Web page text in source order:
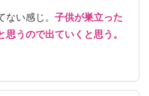
い感じ。 子供が巣立った
思うので出ていくと思う。